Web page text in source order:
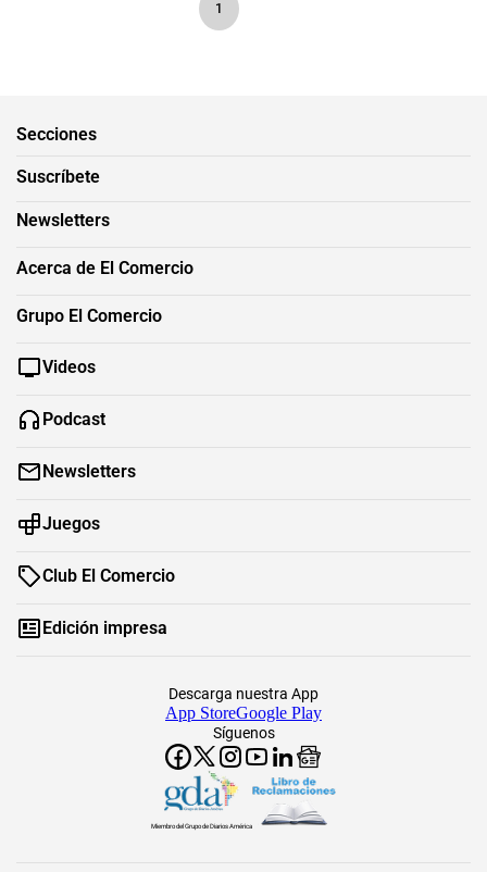
1
Secciones
Suscríbete
Newsletters
Acerca de El Comercio
Grupo El Comercio
Videos
Podcast
Newsletters
Juegos
Club El Comercio
Edición impresa
Síguenos
Descarga nuestra App
App StoreGoogle Play
Miembro del Grupo de Diarios América